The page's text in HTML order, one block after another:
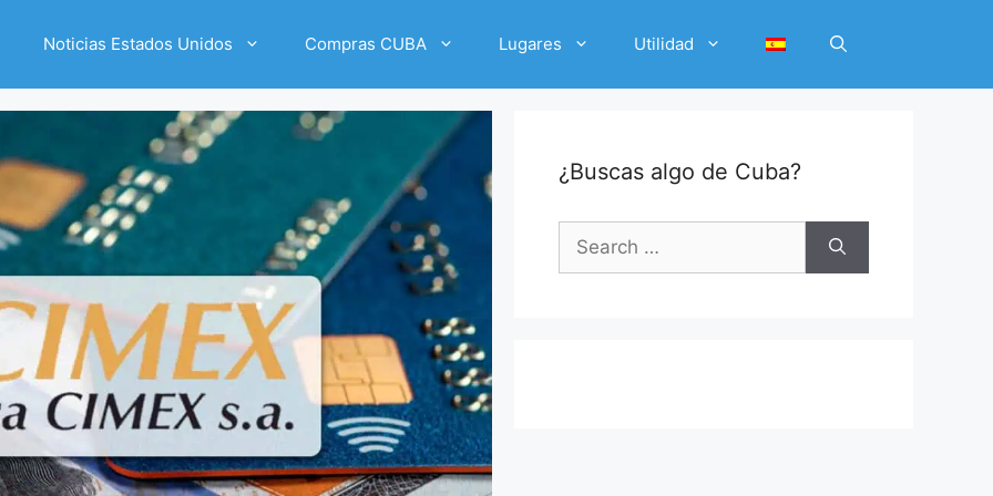
Noticias Estados Unidos Compras CUBA Lugares Utilidad
¿Buscas algo de Cuba?
Search
for: